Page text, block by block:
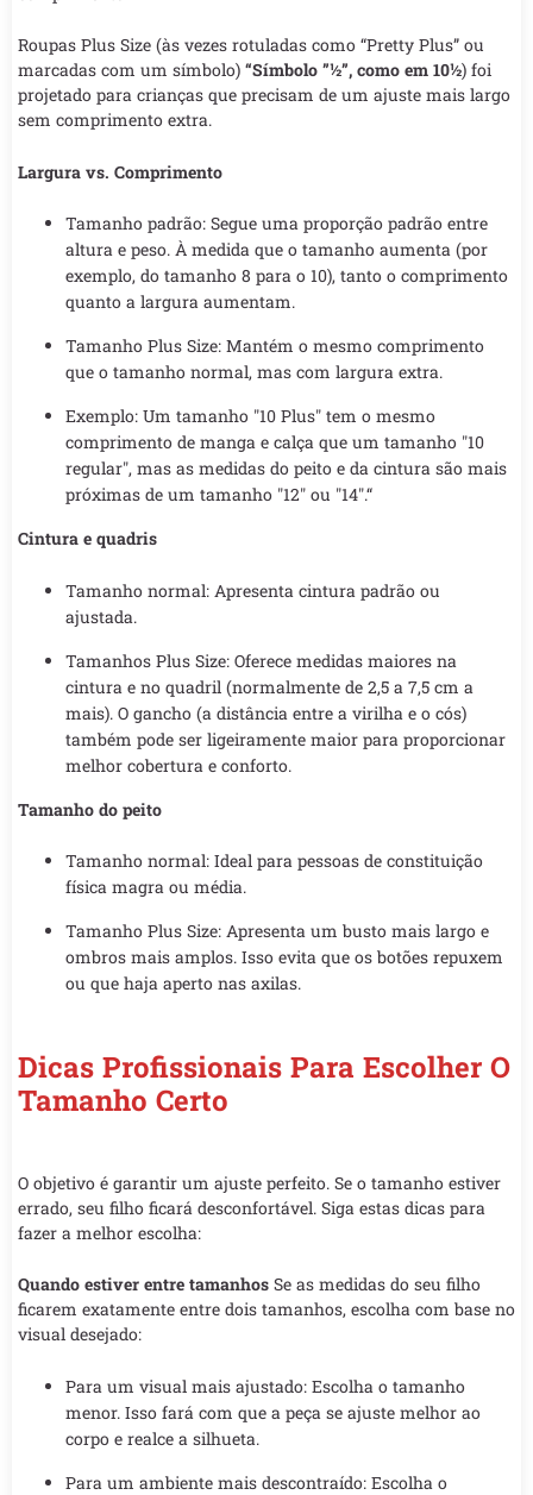
Roupas Plus Size (às vezes rotuladas como “Pretty Plus” ou
marcadas com um símbolo) “Símbolo ”½”, como em 10½) foi
projetado para crianças que precisam de um ajuste mais largo
sem comprimento extra.
Largura vs. Comprimento
Tamanho padrão: Segue uma proporção padrão entre
altura e peso. À medida que o tamanho aumenta (por
exemplo, do tamanho 8 para o 10), tanto o comprimento
quanto a largura aumentam.
Tamanho Plus Size: Mantém o mesmo comprimento
que o tamanho normal, mas com largura extra.
Exemplo: Um tamanho "10 Plus" tem o mesmo
comprimento de manga e calça que um tamanho "10
regular", mas as medidas do peito e da cintura são mais
próximas de um tamanho "12" ou "14".“
Cintura e quadris
Tamanho normal: Apresenta cintura padrão ou
ajustada.
Tamanhos Plus Size: Oferece medidas maiores na
cintura e no quadril (normalmente de 2,5 a 7,5 cm a
mais). O gancho (a distância entre a virilha e o cós)
também pode ser ligeiramente maior para proporcionar
melhor cobertura e conforto.
Tamanho do peito
Tamanho normal: Ideal para pessoas de constituição
física magra ou média.
Tamanho Plus Size: Apresenta um busto mais largo e
ombros mais amplos. Isso evita que os botões repuxem
ou que haja aperto nas axilas.
Dicas Profissionais Para Escolher O
Tamanho Certo
O objetivo é garantir um ajuste perfeito. Se o tamanho estiver
errado, seu filho ficará desconfortável. Siga estas dicas para
fazer a melhor escolha:
Quando estiver entre tamanhos Se as medidas do seu filho
ficarem exatamente entre dois tamanhos, escolha com base no
visual desejado:
Para um visual mais ajustado: Escolha o tamanho
menor. Isso fará com que a peça se ajuste melhor ao
corpo e realce a silhueta.
Para um ambiente mais descontraído: Escolha o